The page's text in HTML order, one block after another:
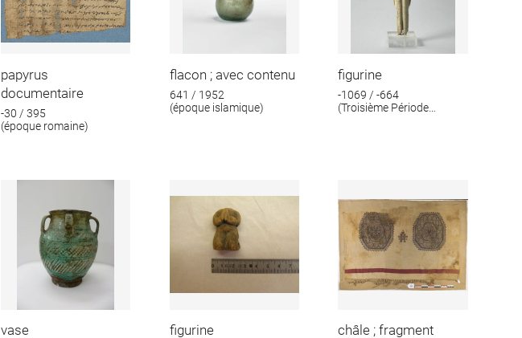
papyrus
documentaire
-30 / 395
(époque romaine)
flacon ; avec contenu
641 / 1952
(époque islamique)
figurine
-1069 / -664
(Troisième Période
vase figurine châle ; fragment